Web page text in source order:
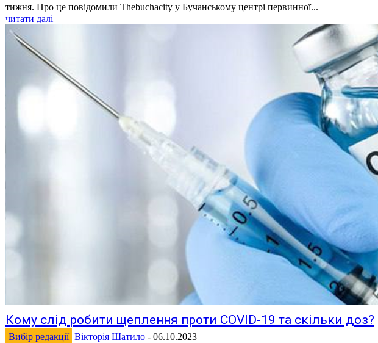
тижня. Про це повідомили Thebuchacity у Бучанському центрі первинної...
читати далі
Кому слід робити щеплення проти COVID-19 та скільки доз?
Вибір редакції Вікторія Шатило - 06.10.2023